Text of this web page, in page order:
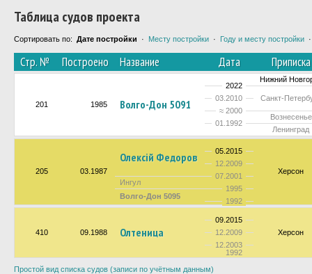
Таблица судов проекта
Сортировать по: Дате постройки · Месту постройки · Году и месту постройки
Стр. № Построено Название Дата Приписка
201 1985 Волго-Дон 5091
2022
Нижний
03.2010
Санкт-
≈ 2000
01.1992
Вознесенье
Ленинград
205 03.1987
Олексiй Федоров 05.2015
Херсон
12.2009
07.2001
Ингул
1995
Волго-Дон 5095
1992
410 09.1988 Олтеница
09.2015
Херсон
12.2009
12.2003
1992
Простой вид списка судов (записи по учётным данным)